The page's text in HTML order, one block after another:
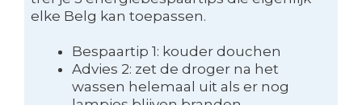
elke Belg kan toepassen.
Bespaartip 1: kouder douchen
Advies 2: zet de droger na het
wassen helemaal uit als er nog